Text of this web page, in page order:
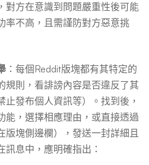
對方在意識到問題嚴重性後可能
率不高，且需謹防對方惡意挑
：每個Reddit版塊都有其特定的
規則，看誹謗內容是否違反了其
止發布個人資訊等）。找到後，
能，選擇相應理由，或直接透過
版塊側邊欄），發送一封詳細且
息中，應明確指出：